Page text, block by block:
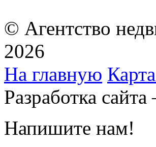
© Агентство
2026
На главную
Разработка сайта
Напишите нам!